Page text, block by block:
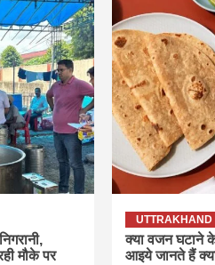
मौके पर
UTTRAKHAND
क्या वजन घटाने
आइये जानते हैं